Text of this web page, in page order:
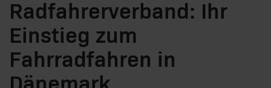
Radfahrerverband: Ihr
Einstieg zum
Fahrradfahren in